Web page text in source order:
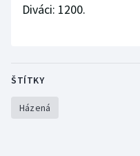
Diváci: 1200.
ŠTÍTKY
Házená